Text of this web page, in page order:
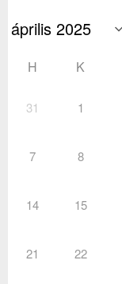
H K
31 1
7 8
14 15
21 22